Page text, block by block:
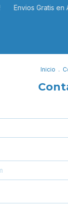
Envios Gratis en
Inicio .